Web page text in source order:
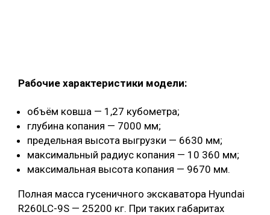
Рабочие характеристики модели:
объём ковша — 1,27 кубометра;
глубина копания — 7000 мм;
предельная высота выгрузки — 6630 мм;
максимальный радиус копания — 10 360 мм;
максимальная высота копания — 9670 мм.
Полная масса гусеничного экскаватора Hyundai
R260LC-9S — 25200 кг. При таких габаритах